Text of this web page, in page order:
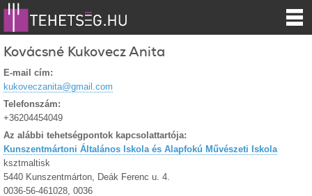
Kovácsné Kukovecz Anita
E-mail cím:
kukoveczanita@gmail.com
Telefonszám:
+36204454049
Az alábbi tehetségpontok kapcsolattartója:
Kunszentmártoni Általános Iskola és Alapfokú Művészeti Iskola
ksztmaltisk
5440 Kunszentmárton, Deák Ferenc u. 4.
0036-56-461028, 0036